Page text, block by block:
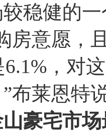
稳健的
房意愿，
6.1%，对
布莱恩特
豪宅市